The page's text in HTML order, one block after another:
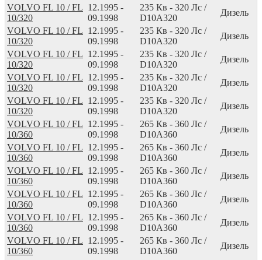
VOLVO FL 10 / FL
10/320
12.1995 -
09.1998
235 Кв - 320 Лс /
D10A320
Дизель
VOLVO FL 10 / FL
10/320
12.1995 -
09.1998
235 Кв - 320 Лс /
D10A320
Дизель
VOLVO FL 10 / FL
10/320
12.1995 -
09.1998
235 Кв - 320 Лс /
D10A320
Дизель
VOLVO FL 10 / FL
10/320
12.1995 -
09.1998
235 Кв - 320 Лс /
D10A320
Дизель
VOLVO FL 10 / FL
10/320
12.1995 -
09.1998
235 Кв - 320 Лс /
D10A320
Дизель
VOLVO FL 10 / FL
10/360
12.1995 -
09.1998
265 Кв - 360 Лс /
D10A360
Дизель
VOLVO FL 10 / FL
10/360
12.1995 -
09.1998
265 Кв - 360 Лс /
D10A360
Дизель
VOLVO FL 10 / FL
10/360
12.1995 -
09.1998
265 Кв - 360 Лс /
D10A360
Дизель
VOLVO FL 10 / FL
10/360
12.1995 -
09.1998
265 Кв - 360 Лс /
D10A360
Дизель
VOLVO FL 10 / FL
10/360
12.1995 -
09.1998
265 Кв - 360 Лс /
D10A360
Дизель
VOLVO FL 10 / FL
10/360
12.1995 -
09.1998
265 Кв - 360 Лс /
D10A360
Дизель